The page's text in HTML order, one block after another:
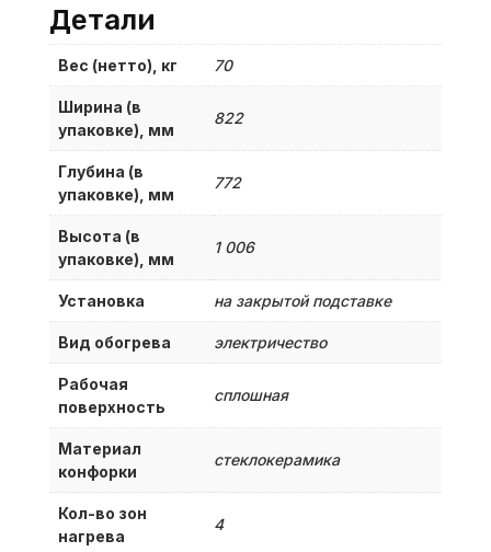
Детали
Вес (нетто), кг 70
Ширина (в
упаковке), мм
822
Глубина (в
упаковке), мм
772
Высота (в
упаковке), мм
1 006
Установка на закрытой подставке
Вид обогрева электричество
Рабочая
поверхность
сплошная
Материал
конфорки
стеклокерамика
Кол-во зон
нагрева
4